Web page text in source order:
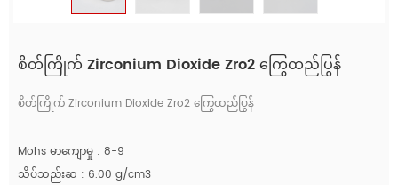
စိတ်ကြိုက် Zirconium Dioxide Zro2 ကြွေထည်ပြွန်
စိတ်ကြိုက် Zirconium Dioxide Zro2 ကြွေထည်ပြွန်
Mohs မာကျောမှု : 8-9
သိပ်သည်းဆ : 6.00 g/cm3